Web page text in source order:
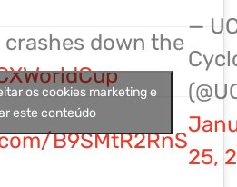
down the
B9SMtR2RnS
—
25,
os cookies marketing e
este conteúdo